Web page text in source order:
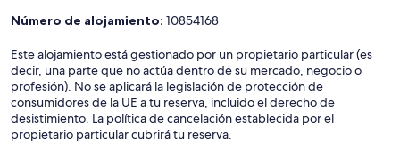
Número de alojamiento: 10854168
Este alojamiento está gestionado por un propietario particular (es
decir, una parte que no actúa dentro de su mercado, negocio o
profesión). No se aplicará la legislación de protección de
consumidores de la UE a tu reserva, incluido el derecho de
desistimiento. La política de cancelación establecida por el
propietario particular cubrirá tu reserva.